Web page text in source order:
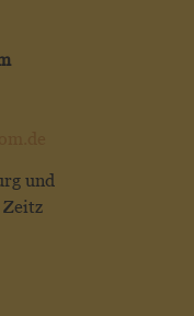
und